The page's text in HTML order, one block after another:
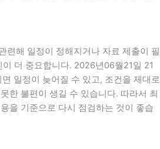
련해 일정이 정해지거나 자료 제출이 필
더 중요합니다. 2026년06월21일 21
일정이 늦어질 수 있고, 조건을 제대로
한 불편이 생길 수 있습니다. 따라서 최
을 기준으로 다시 점검하는 것이 좋습